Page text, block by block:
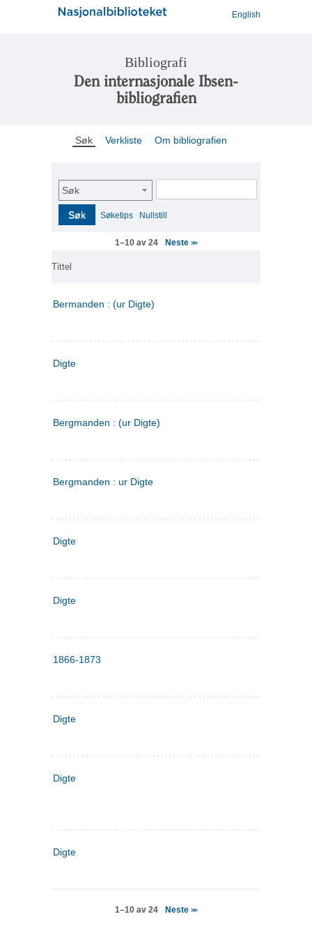
English
Bibliografi
Den internasjonale Ibsen-
bibliografien
Søk Verkliste Om bibliografien
Søk
Søk Søketips Nullstill
1–10 av 24 Neste>>
Tittel
Bermanden : (ur Digte)
Digte
Bergmanden : (ur Digte)
Bergmanden : ur Digte
Digte
Digte
1866-1873
Digte
Digte
Digte
1–10 av 24 Neste>>